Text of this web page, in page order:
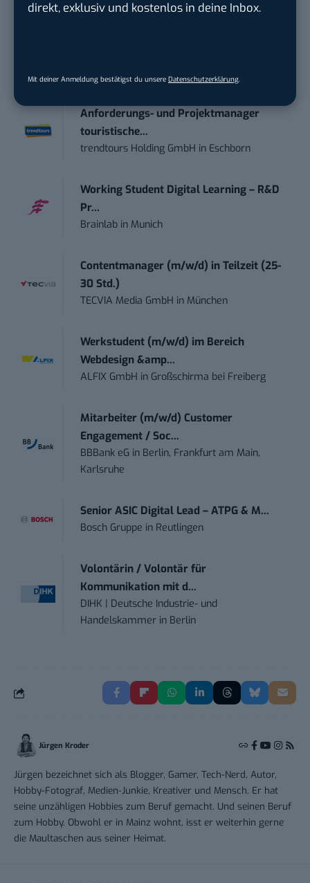
direkt, exklusiv und kostenlos in deine Inbox.
Mit deiner Anmeldung bestätigst du unsere Datenschutzerklärung.
Anforderungs- und Projektmanager
touristische...
trendtours Holding GmbH in Eschborn
Working Student Digital Learning – R&D
Pr...
Brainlab in Munich
Contentmanager (m/w/d) in Teilzeit (25-
30 Std.)
TECVIA Media GmbH in München
Werkstudent (m/w/d) im Bereich
Webdesign &amp...
ALFIX GmbH in Großschirma bei Freiberg
Mitarbeiter (m/w/d) Customer
Engagement / Soc...
BBBank eG in Berlin, Frankfurt am Main,
Karlsruhe
Senior ASIC Digital Lead – ATPG & M...
Bosch Gruppe in Reutlingen
Volontärin / Volontär für
Kommunikation mit d...
DIHK | Deutsche Industrie- und
Handelskammer in Berlin
Jürgen Kroder
Jürgen bezeichnet sich als Blogger, Gamer, Tech-Nerd, Autor,
Hobby-Fotograf, Medien-Junkie, Kreativer und Mensch. Er hat
seine unzähligen Hobbies zum Beruf gemacht. Und seinen Beruf
zum Hobby. Obwohl er in Mainz wohnt, isst er weiterhin gerne
die Maultaschen aus seiner Heimat.